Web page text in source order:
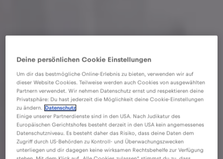
Deine persönlichen Cookie Einstellungen
Um dir das bestmögliche Online-Erlebnis zu bieten, verwenden wir auf
dieser Website Cookies. Teilweise werden auch Cookies von ausgewählten
Partnern verwendet. Wir nehmen Datenschutz ernst und respektieren deine
Privatsphäre: Du hast jederzeit die Möglichkeit deine Cookie-Einstellungen
zu ändern.
Datenschutz
Einige unserer Partnerdienste sind in den USA. Nach Judikatur des
Europäischen Gerichtshofes besteht derzeit in den USA kein angemessenes
Datenschutzniveau. Es besteht daher das Risiko, dass deine Daten dem
Zugriff durch US-Behörden zu Kontroll- und Überwachungszwecken
unterliegen und dir dagegen keine wirksamen Rechtsbehelfe zur Verfügung